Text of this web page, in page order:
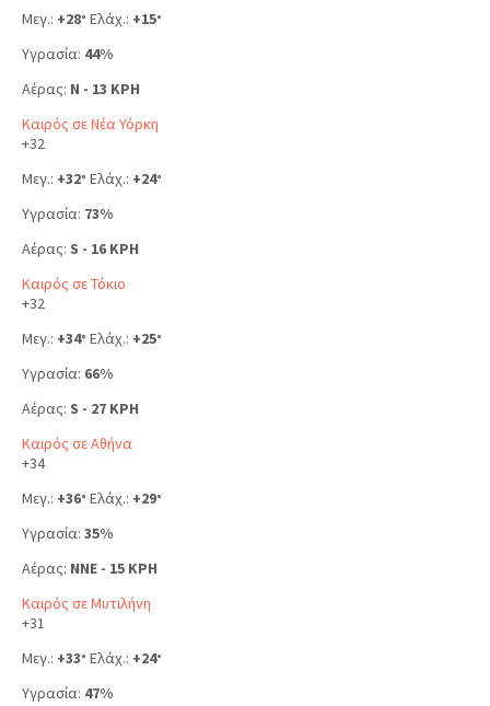
Μεγ.: +28° Ελάχ.: +15°
Υγρασία: 44%
Αέρας: N - 13 KPH
Καιρός σε Νέα Υόρκη
+32
Μεγ.: +32° Ελάχ.: +24°
Υγρασία: 73%
Αέρας: S - 16 KPH
Καιρός σε Τόκιο
+32
Μεγ.: +34° Ελάχ.: +25°
Υγρασία: 66%
Αέρας: S - 27 KPH
Καιρός σε Αθήνα
+34
Μεγ.: +36° Ελάχ.: +29°
Υγρασία: 35%
Αέρας: NNE - 15 KPH
Καιρός σε Μυτιλήνη
+31
Μεγ.: +33° Ελάχ.: +24°
Υγρασία: 47%